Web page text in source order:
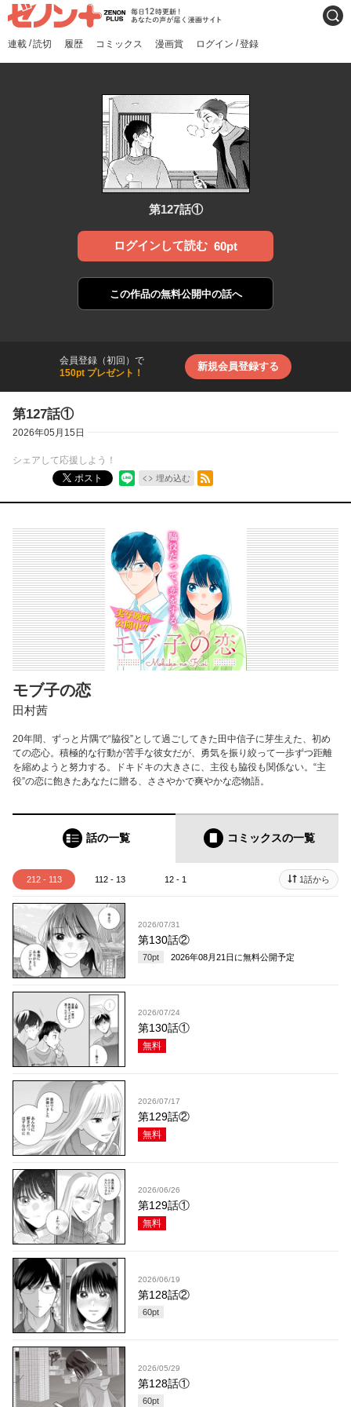
ゼノンプラス
毎日12時更新！あなたの声
が届く漫画サイト
連載 /読切 履歴 コミックス 漫画賞 ログイン /登録
検索
第127話①
ログインして読む 60pt
この作品の無料公開中の話へ
会員登録（初回）で
150pt プレゼント！
新規会員登録する
第127話①
2026年05月15日
シェアして応援しよう！
ポスト
埋め込む
RSSフィード
モブ子の恋
田村茜
20年間、ずっと片隅で“脇役”として過ごしてきた田中信子に芽生えた、初め
ての恋心。積極的な行動が苦手な彼女だが、勇気を振り絞って一歩ずつ距離
を縮めようと努力する。ドキドキの大きさに、主役も脇役も関係ない。“主
役”の恋に飽きたあなたに贈る、ささやかで爽やかな恋物語。
話の一覧 コミックスの一覧
212 - 113 112 - 13 12 - 1 1話から
2026/07/31
第130話②
70pt 2026年08月21日 に無料公開予定
2026/07/24
第130話①
無料
2026/07/17
第129話②
無料
2026/06/26
第129話①
無料
2026/06/19
第128話②
60pt
2026/05/29
第128話①
60pt